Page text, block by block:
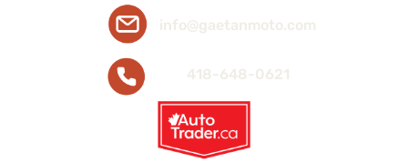
info@gaetanmoto.com
418-648-0621